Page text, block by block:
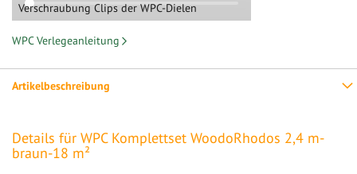
Artikelbeschreibung
Details für WPC Komplettset WoodoRhodos 2,4 m-
braun-18 m²
Verschraubung Clips der WPC-Dielen
WPC Verlegeanleitung